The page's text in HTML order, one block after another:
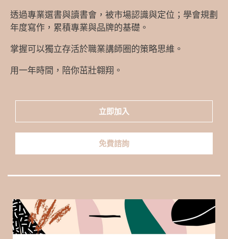
透過專業選書與讀書會，被市場認識與定位；學會規劃
年度寫作，累積專業與品牌的基礎。
掌握可以獨立存活於職業講師圈的策略思維。
用一年時間，陪你茁壯翱翔。
立即加入
免費諮詢